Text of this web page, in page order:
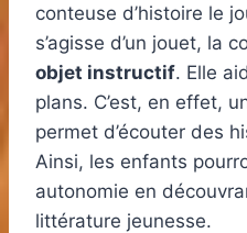
conteuse d’histoire le
s’agisse d’un jouet, la
objet instructif. Elle
plans. C’est, en effet,
permet d’écouter des
Ainsi, les enfants
autonomie en
littérature jeunesse.